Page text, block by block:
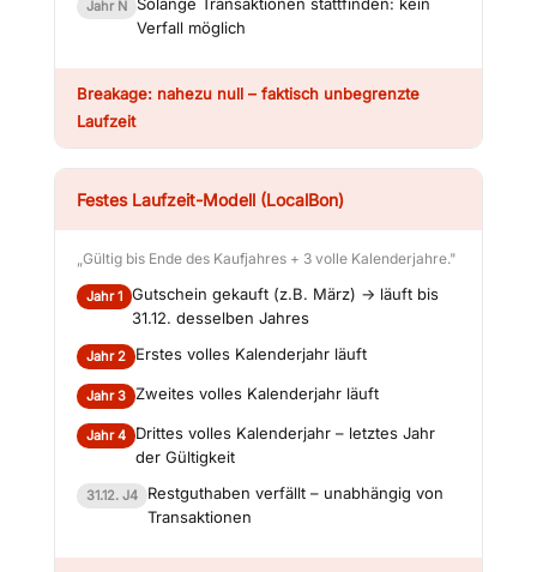
Jahr N
Verfall möglich
Breakage: nahezu null – faktisch unbegrenzte
Laufzeit
Festes Laufzeit-Modell (LocalBon)
„Gültig bis Ende des Kaufjahres + 3 volle Kalenderjahre."
Jahr 1 Gutschein gekauft (z.B. März) → läuft bis
31.12. desselben Jahres
Jahr 2 Erstes volles Kalenderjahr läuft
Jahr 3 Zweites volles Kalenderjahr läuft
Jahr 4 Drittes volles Kalenderjahr – letztes Jahr
der Gültigkeit
31.12. J4
Restguthaben verfällt – unabhängig von
Transaktionen